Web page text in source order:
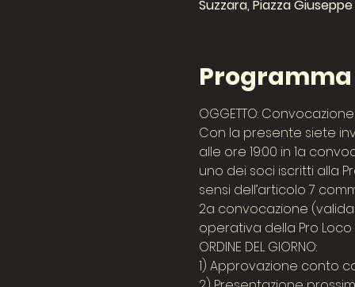
Suzzara, Piazza
OGGETTO:
Con la presente siete
alle ore 19:00 in 1a
uno dei soci iscritti alla
sensi dell’articolo 7
2a convocazione
operativa della Pro
ORDINE DEL GIORNO:
1) Approvazione conto